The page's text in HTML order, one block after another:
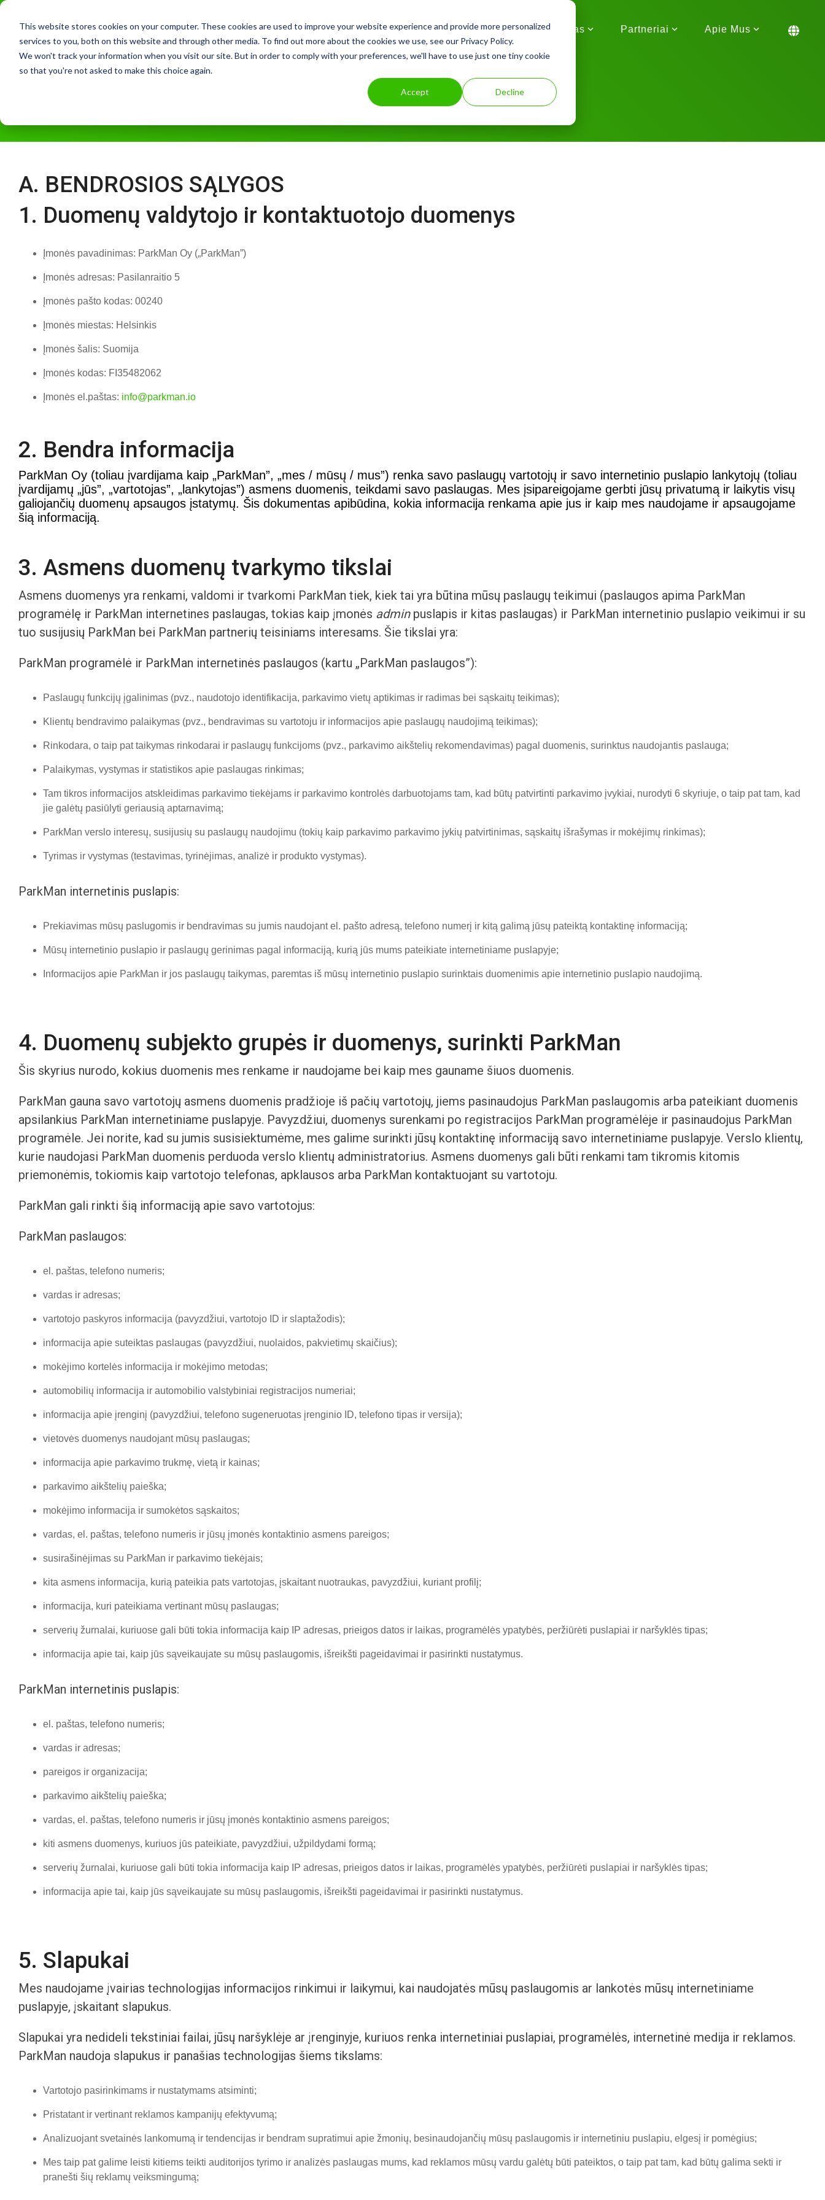
This website stores cookies on your computer. These cookies are used to improve your website experience and provide more personalized
services to you, both on this website and through other media. To find out more about the cookies we use, see our Privacy Policy.
We won't track your information when you visit our site. But in order to comply with your preferences, we'll have to use just one tiny cookie
so that you're not asked to make this choice again.
Accept Decline
Skip
content.
Vartotojas Verslas Partneriai Apie Mus
Privatumo politika
A. BENDROSIOS SĄLYGOS
1. Duomenų valdytojo ir kontaktuotojo duomenys
Įmonės pavadinimas: ParkMan Oy („ParkMan”)
Įmonės adresas: Pasilanraitio 5
Įmonės pašto kodas: 00240
Įmonės miestas: Helsinkis
Įmonės šalis: Suomija
Įmonės kodas: FI35482062
Įmonės el.paštas: info@parkman.io
2. Bendra informacija
ParkMan Oy (toliau įvardijama kaip „ParkMan”, „mes / mūsų / mus”) renka savo paslaugų vartotojų ir savo internetinio puslapio lankytojų (toliau
įvardijamų „jūs”, „vartotojas”, „lankytojas”) asmens duomenis, teikdami savo paslaugas. Mes įsipareigojame gerbti jūsų privatumą ir laikytis visų
galiojančių duomenų apsaugos įstatymų. Šis dokumentas apibūdina, kokia informacija renkama apie jus ir kaip mes naudojame ir apsaugojame
šią informaciją.
3. Asmens duomenų tvarkymo tikslai
Asmens duomenys yra renkami, valdomi ir tvarkomi ParkMan tiek, kiek tai yra būtina mūsų paslaugų teikimui (paslaugos apima ParkMan
programėlę ir ParkMan internetines paslaugas, tokias kaip įmonės admin puslapis ir kitas paslaugas) ir ParkMan internetinio puslapio veikimui ir su
tuo susijusių ParkMan bei ParkMan partnerių teisiniams interesams. Šie tikslai yra:
ParkMan programėlė ir ParkMan internetinės paslaugos (kartu „ParkMan paslaugos”):
Paslaugų funkcijų įgalinimas (pvz., naudotojo identifikacija, parkavimo vietų aptikimas ir radimas bei sąskaitų teikimas);
Klientų bendravimo palaikymas (pvz., bendravimas su vartotoju ir informacijos apie paslaugų naudojimą teikimas);
Rinkodara, o taip pat taikymas rinkodarai ir paslaugų funkcijoms (pvz., parkavimo aikštelių rekomendavimas) pagal duomenis, surinktus naudojantis paslauga;
Palaikymas, vystymas ir statistikos apie paslaugas rinkimas;
Tam tikros informacijos atskleidimas parkavimo tiekėjams ir parkavimo kontrolės darbuotojams tam, kad būtų patvirtinti parkavimo įvykiai, nurodyti 6 skyriuje, o taip pat tam, kad
jie galėtų pasiūlyti geriausią aptarnavimą;
ParkMan verslo interesų, susijusių su paslaugų naudojimu (tokių kaip parkavimo parkavimo įykių patvirtinimas, sąskaitų išrašymas ir mokėjimų rinkimas);
Tyrimas ir vystymas (testavimas, tyrinėjimas, analizė ir produkto vystymas).
ParkMan internetinis puslapis:
Prekiavimas mūsų paslugomis ir bendravimas su jumis naudojant el. pašto adresą, telefono numerį ir kitą galimą jūsų pateiktą kontaktinę informaciją;
Mūsų internetinio puslapio ir paslaugų gerinimas pagal informaciją, kurią jūs mums pateikiate internetiniame puslapyje;
Informacijos apie ParkMan ir jos paslaugų taikymas, paremtas iš mūsų internetinio puslapio surinktais duomenimis apie internetinio puslapio naudojimą.
4. Duomenų subjekto grupės ir duomenys, surinkti ParkMan
Šis skyrius nurodo, kokius duomenis mes renkame ir naudojame bei kaip mes gauname šiuos duomenis.
ParkMan gauna savo vartotojų asmens duomenis pradžioje iš pačių vartotojų, jiems pasinaudojus ParkMan paslaugomis arba pateikiant duomenis
apsilankius ParkMan internetiniame puslapyje. Pavyzdžiui, duomenys surenkami po registracijos ParkMan programėlėje ir pasinaudojus ParkMan
programėle. Jei norite, kad su jumis susisiektumėme, mes galime surinkti jūsų kontaktinę informaciją savo internetiniame puslapyje. Verslo klientų,
kurie naudojasi ParkMan duomenis perduoda verslo klientų administratorius. Asmens duomenys gali būti renkami tam tikromis kitomis
priemonėmis, tokiomis kaip vartotojo telefonas, apklausos arba ParkMan kontaktuojant su vartotoju.
ParkMan gali rinkti šią informaciją apie savo vartotojus:
ParkMan paslaugos:
el. paštas, telefono numeris;
vardas ir adresas;
vartotojo paskyros informacija (pavyzdžiui, vartotojo ID ir slaptažodis);
informacija apie suteiktas paslaugas (pavyzdžiui, nuolaidos, pakvietimų skaičius);
mokėjimo kortelės informacija ir mokėjimo metodas;
automobilių informacija ir automobilio valstybiniai registracijos numeriai;
informacija apie įrenginį (pavyzdžiui, telefono sugeneruotas įrenginio ID, telefono tipas ir versija);
vietovės duomenys naudojant mūsų paslaugas;
informacija apie parkavimo trukmę, vietą ir kainas;
parkavimo aikštelių paieška;
mokėjimo informacija ir sumokėtos sąskaitos;
vardas, el. paštas, telefono numeris ir jūsų įmonės kontaktinio asmens pareigos;
susirašinėjimas su ParkMan ir parkavimo tiekėjais;
kita asmens informacija, kurią pateikia pats vartotojas, įskaitant nuotraukas, pavyzdžiui, kuriant profilį;
informacija, kuri pateikiama vertinant mūsų paslaugas;
serverių žurnalai, kuriuose gali būti tokia informacija kaip IP adresas, prieigos datos ir laikas, programėlės ypatybės, peržiūrėti puslapiai ir naršyklės tipas;
informacija apie tai, kaip jūs sąveikaujate su mūsų paslaugomis, išreikšti pageidavimai ir pasirinkti nustatymus.
ParkMan internetinis puslapis:
el. paštas, telefono numeris;
vardas ir adresas;
pareigos ir organizacija;
parkavimo aikštelių paieška;
vardas, el. paštas, telefono numeris ir jūsų įmonės kontaktinio asmens pareigos;
kiti asmens duomenys, kuriuos jūs pateikiate, pavyzdžiui, užpildydami formą;
serverių žurnalai, kuriuose gali būti tokia informacija kaip IP adresas, prieigos datos ir laikas, programėlės ypatybės, peržiūrėti puslapiai ir naršyklės tipas;
informacija apie tai, kaip jūs sąveikaujate su mūsų paslaugomis, išreikšti pageidavimai ir pasirinkti nustatymus.
5. Slapukai
Mes naudojame įvairias technologijas informacijos rinkimui ir laikymui, kai naudojatės mūsų paslaugomis ar lankotės mūsų internetiniame
puslapyje, įskaitant slapukus.
Slapukai yra nedideli tekstiniai failai, jūsų naršyklėje ar įrenginyje, kuriuos renka internetiniai puslapiai, programėlės, internetinė medija ir reklamos.
ParkMan naudoja slapukus ir panašias technologijas šiems tikslams:
Vartotojo pasirinkimams ir nustatymams atsiminti;
Pristatant ir vertinant reklamos kampanijų efektyvumą;
Analizuojant svetainės lankomumą ir tendencijas ir bendram supratimui apie žmonių, besinaudojančių mūsų paslaugomis ir internetiniu puslapiu, elgesį ir pomėgius;
Mes taip pat galime leisti kitiems teikti auditorijos tyrimo ir analizės paslaugas mums, kad reklamos mūsų vardu galėtų būti pateiktos, o taip pat tam, kad būtų galima sekti ir
pranešti šių reklamų veiksmingumą;